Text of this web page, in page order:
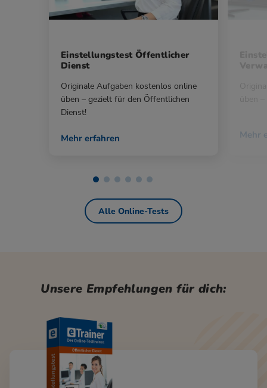
Einstellungstest Öffentlicher
Dienst
Originale Aufgaben kostenlos online
üben – gezielt für den Öffentlichen
Dienst!
Mehr erfahren Mehr
Alle Online-Tests
Unsere Empfehlungen für dich: